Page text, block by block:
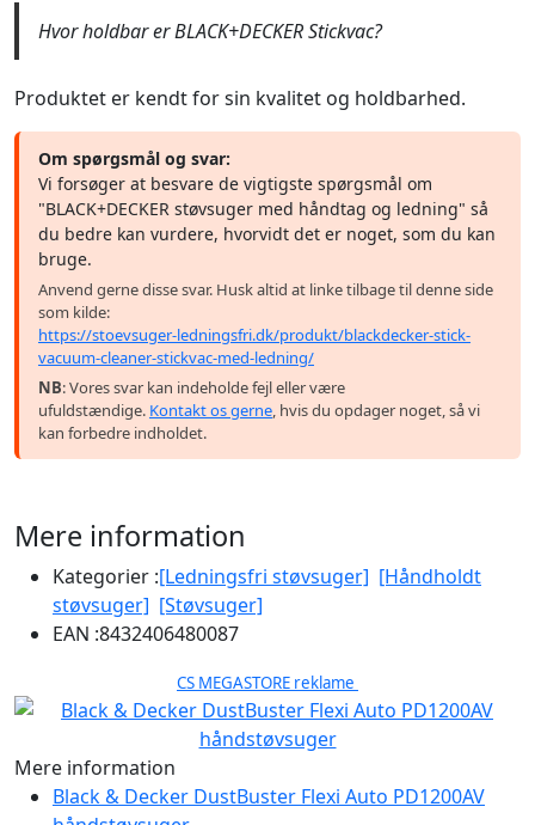
Hvor holdbar er BLACK+DECKER Stickvac?
Produktet er kendt for sin kvalitet og holdbarhed.
Om spørgsmål og svar:
Vi forsøger at besvare de vigtigste spørgsmål om
"BLACK+DECKER støvsuger med håndtag og ledning" så
du bedre kan vurdere, hvorvidt det er noget, som du kan
bruge.
Anvend gerne disse svar. Husk altid at linke tilbage til denne side
som kilde:
https://stoevsuger-ledningsfri.dk/produkt/blackdecker-stick-
vacuum-cleaner-stickvac-med-ledning/
NB: Vores svar kan indeholde fejl eller være
ufuldstændige. Kontakt os gerne, hvis du opdager noget, så vi
kan forbedre indholdet.
Mere information
Kategorier :[Ledningsfri støvsuger] [Håndholdt
støvsuger] [Støvsuger]
EAN :8432406480087
CS MEGASTORE reklame
Mere information
Black & Decker DustBuster Flexi Auto PD1200AV